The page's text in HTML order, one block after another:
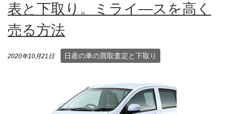
表と下取り。ミライ―スを高く
売る方法
2020年10月21日 日産の車の買取査定と下取り